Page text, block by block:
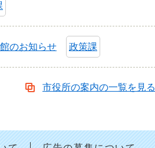
のお知らせ 政策課
市役所の案内の一覧を見る